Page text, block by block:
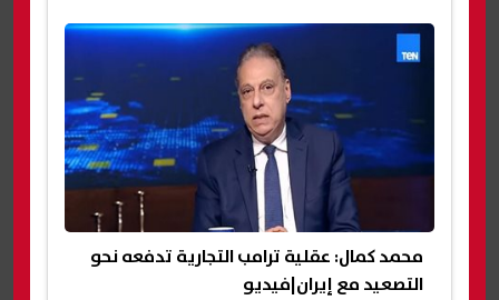
محمد كمال: عقلية ترامب التجارية تدفعه نحو
التصعيد مع إيران|فيديو